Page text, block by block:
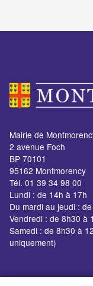
Mairie de
2 avenue Foch
BP 70101
95162 Montmorency
Tél. 01 39 34 98 00
Lundi : de 14h à 17h
Du mardi au jeudi :
Vendredi : de 8h30 à
Samedi : de 8h30 à
uniquement)